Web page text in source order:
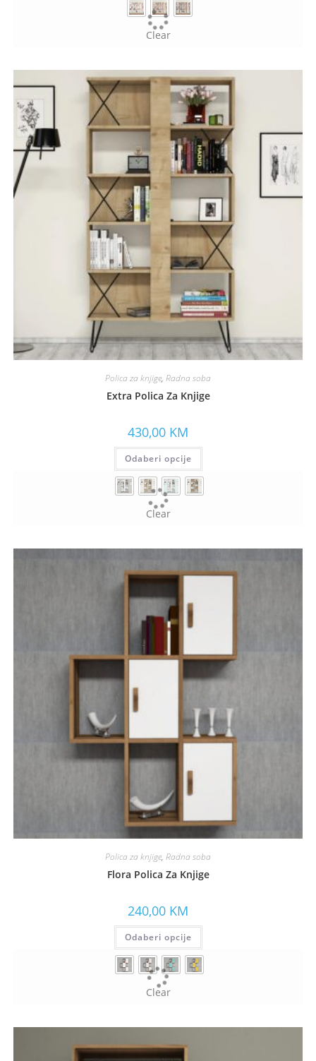
Clear
Polica za knjige, Radna soba
Extra Polica Za Knjige
430,00 KM
Odaberi opcije
Clear
Polica za knjige, Radna soba
Flora Polica Za Knjige
240,00 KM
Odaberi opcije
Clear